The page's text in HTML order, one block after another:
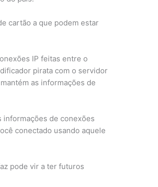
cartão a que podem estar
IP feitas entre o
pirata com o servidor
as informações de
de conexões
conectado usando aquele
pode vir a ter futuros